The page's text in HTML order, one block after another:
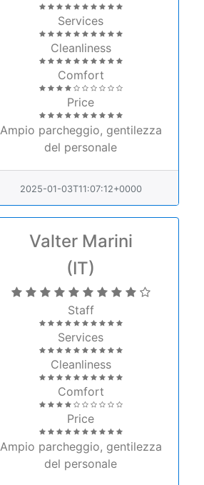
Services
Cleanliness
Comfort
Price
Ampio parcheggio, gentilezza
del personale
2025-01-03T11:07:12+0000
Valter Marini
(IT)
Staff
Services
Cleanliness
Comfort
Price
Ampio parcheggio, gentilezza
del personale